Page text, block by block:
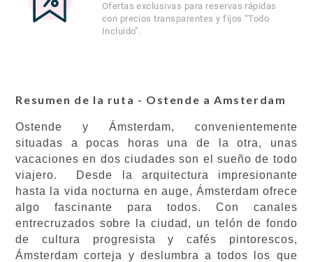
Ofertas exclusivas para reservas rápidas
con precios transparentes y fijos “Todo
Incluido”.
Resumen de la ruta - Ostende a Amsterdam
Ostende y Ámsterdam, convenientemente
situadas a pocas horas una de la otra, unas
vacaciones en dos ciudades son el sueño de todo
viajero. Desde la arquitectura impresionante
hasta la vida nocturna en auge, Ámsterdam ofrece
algo fascinante para todos. Con canales
entrecruzados sobre la ciudad, un telón de fondo
de cultura progresista y cafés pintorescos,
Ámsterdam corteja y deslumbra a todos los que